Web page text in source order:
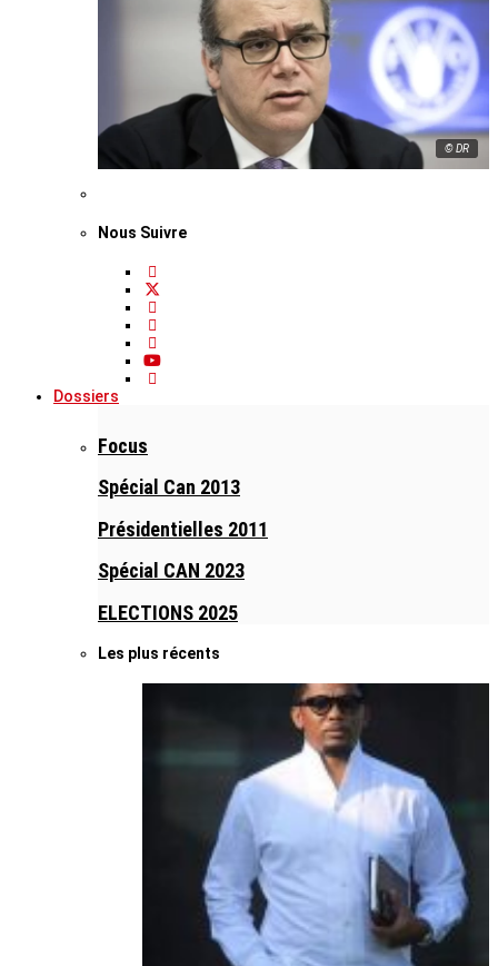
© DR
Nous Suivre
Dossiers
Focus
Spécial Can 2013
Présidentielles 2011
Spécial CAN 2023
ELECTIONS 2025
Les plus récents